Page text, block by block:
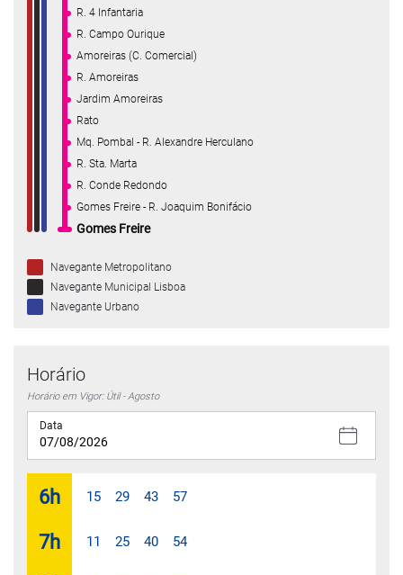
R. 4 Infantaria
R. Campo Ourique
Amoreiras (C. Comercial)
R. Amoreiras
Jardim Amoreiras
Rato
Mq. Pombal - R. Alexandre Herculano
R. Sta. Marta
R. Conde Redondo
Gomes Freire - R. Joaquim Bonifácio
Gomes Freire
Navegante Metropolitano
Navegante Municipal Lisboa
Navegante Urbano
Horário
Data
Horário em Vigor: Útil - Agosto
6h 15 29 43 57
7h 11 25 40 54